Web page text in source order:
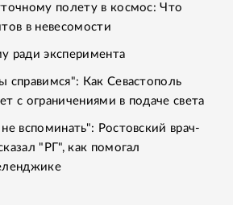
полету в космос: Что
в невесомости
ради эксперимента
справимся": Как Севастополь
с ограничениями в подаче света
вспоминать": Ростовский врач-
"РГ", как помогал